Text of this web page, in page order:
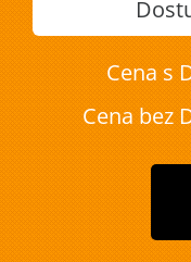
Cena s
Cena bez